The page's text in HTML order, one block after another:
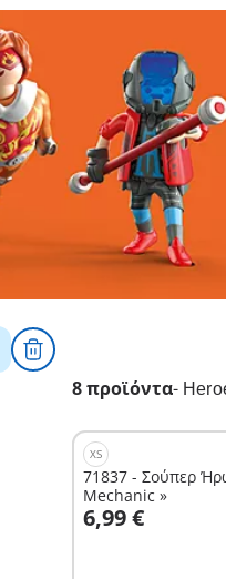
8 προϊόντα-
XS
71837 - Σούπερ
Mechanic »
6,99 €Στο καλάθι